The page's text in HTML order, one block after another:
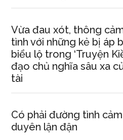
Vừa đau xót, thông
tình với những kẻ bị áp
biểu lộ trong ‘Truyện
đạo chủ nghĩa sâu xa
tài
Có phải đường tình
duyên lận đận